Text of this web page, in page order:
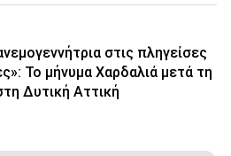
στις πληγείσες
Το μήνυμα Χαρδαλιά μετά τη
Δυτική Αττική